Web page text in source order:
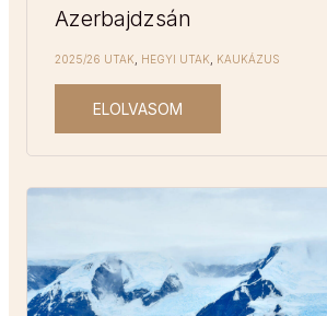
Azerbajdzsán
2025/26 UTAK HEGYI UTAK KAUKÁZUS
ELOLVASOM